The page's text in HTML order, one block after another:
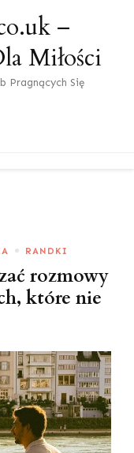
–
Miłości
Pragnących Się
RANDKI
rozmowy
które nie